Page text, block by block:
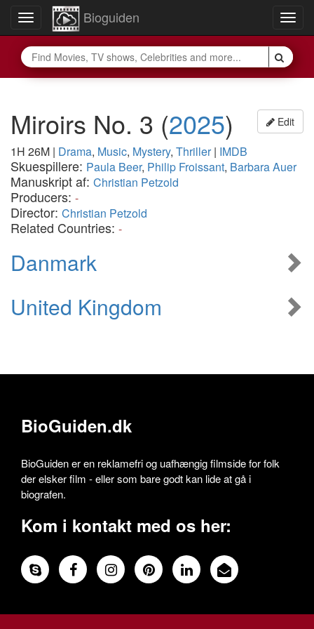
Toggle
navigation
Bioguiden
Edit
Miroirs No. 3 (2025)
1H 26M | Drama, Music, Mystery, Thriller| IMDB
Skuespillere: Paula Beer, Philip Froissant, Barbara Auer
Manuskript af: Christian Petzold
Producers: -
Director: Christian Petzold
Related Countries: -
Danmark
United Kingdom
BioGuiden.dk
BioGuiden er en reklamefri og uafhængig filmside for folk
der elsker film - eller som bare godt kan lide at gå i
biografen.
Kom i kontakt med os her: